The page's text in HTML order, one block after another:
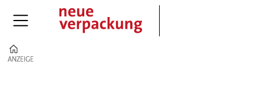
ANZEIGE
ANZEIGE